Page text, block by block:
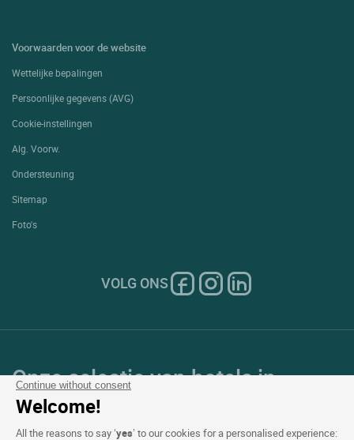
Continue without consent
Welcome!
All the reasons to say ‘yes’ to our cookies for a personalised experience:
Voorwaarden voor de website
Wettelijke bepalingen
Persoonlijke gegevens (AVG)
Cookie-instellingen
Alg. Voorw.
Ondersteuning
Sitemap
Foto's
VOLG ONS
Onze selectie van hotels in
Frankrijk en Europa